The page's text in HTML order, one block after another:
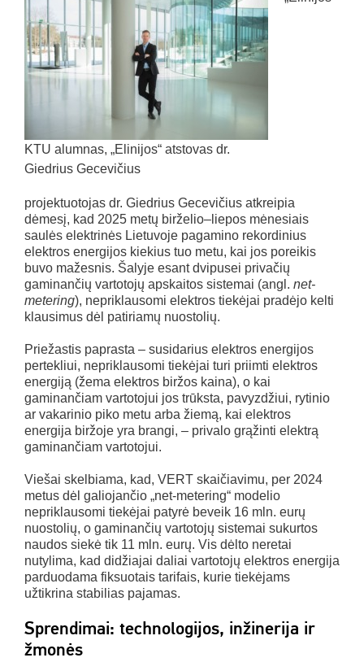
KTU alumnas, „Elinijos“ atstovas dr.
Giedrius Gecevičius
projektuotojas dr. Giedrius Gecevičius atkreipia
dėmesį, kad 2025 metų birželio–liepos mėnesiais
saulės elektrinės Lietuvoje pagamino rekordinius
elektros energijos kiekius tuo metu, kai jos poreikis
buvo mažesnis. Šalyje esant dvipusei privačių
gaminančių vartotojų apskaitos sistemai (angl. net-
metering), nepriklausomi elektros tiekėjai pradėjo kelti
klausimus dėl patiriamų nuostolių.
Priežastis paprasta – susidarius elektros energijos
pertekliui, nepriklausomi tiekėjai turi priimti elektros
energiją (žema elektros biržos kaina), o kai
gaminančiam vartotojui jos trūksta, pavyzdžiui, rytinio
ar vakarinio piko metu arba žiemą, kai elektros
energija biržoje yra brangi, – privalo grąžinti elektrą
gaminančiam vartotojui.
Viešai skelbiama, kad, VERT skaičiavimu, per 2024
metus dėl galiojančio „net-metering“ modelio
nepriklausomi tiekėjai patyrė beveik 16 mln. eurų
nuostolių, o gaminančių vartotojų sistemai sukurtos
naudos siekė tik 11 mln. eurų. Vis dėlto neretai
nutylima, kad didžiajai daliai vartotojų elektros energija
parduodama fiksuotais tarifais, kurie tiekėjams
užtikrina stabilias pajamas.
Sprendimai: technologijos, inžinerija ir
žmonės